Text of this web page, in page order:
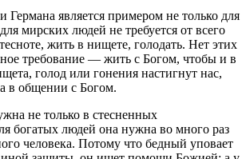
является примером не только для
мирских людей не требуется от всего
жить в нищете, голодать. Нет этих
требование — жить с Богом, чтобы и в
голод или гонения настигнут нас,
в общении с Богом.
не только в стесненных
богатых людей она нужна во много раз
человека. Потому что бедный уповает